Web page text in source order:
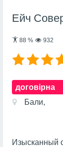
Ейч
88 % 932
договірна
Бали,
Изысканный